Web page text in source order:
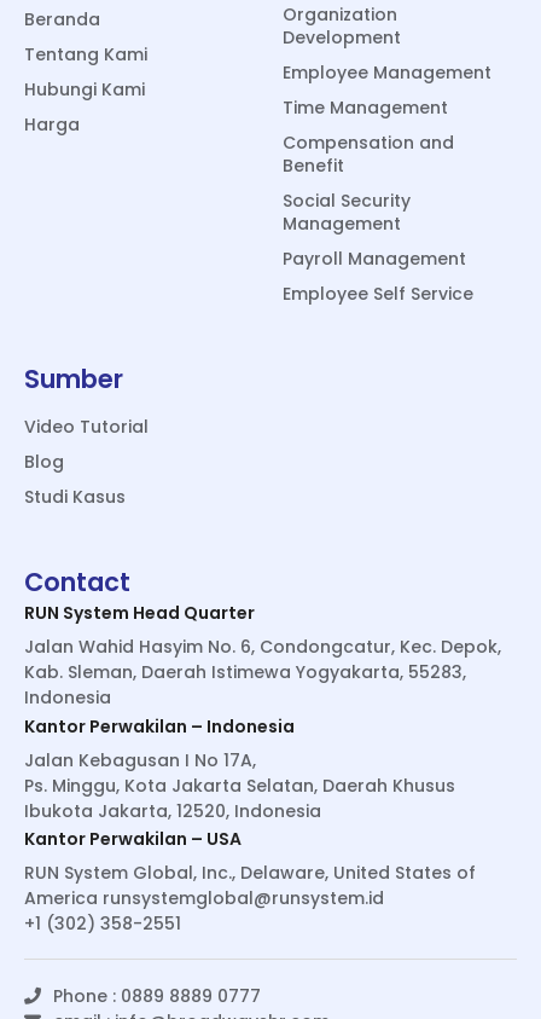
Beranda
Tentang Kami
Hubungi Kami
Harga
Organization
Development
Employee Management
Time Management
Compensation and
Benefit
Social Security
Management
Payroll Management
Employee Self Service
Sumber
Video Tutorial
Blog
Studi Kasus
Contact
RUN System Head Quarter
Jalan Wahid Hasyim No. 6, Condongcatur, Kec. Depok,
Kab. Sleman, Daerah Istimewa Yogyakarta, 55283,
Indonesia
Kantor Perwakilan – Indonesia
Jalan Kebagusan I No 17A,
Ps. Minggu, Kota Jakarta Selatan, Daerah Khusus
Ibukota Jakarta, 12520, Indonesia
Kantor Perwakilan – USA
RUN System Global, Inc., Delaware, United States of
America runsystemglobal@runsystem.id
+1 (302) 358-2551
Phone : 0889 8889 0777